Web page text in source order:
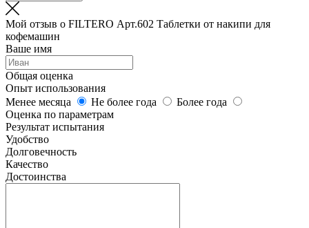
Мой отзыв о FILTERO Арт.602 Таблетки от накипи для
кофемашин
Ваше имя
Общая оценка
Опыт использования
Менее месяца
Не более года
Более года
Оценка по параметрам
Результат испытания
Удобство
Долговечность
Качество
Достоинства